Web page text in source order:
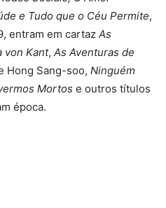
e Tudo que o Céu Permite,
entram em cartaz As
von Kant, As Aventuras de
Hong Sang-soo, Ninguém
Mortos e outros títulos
época.